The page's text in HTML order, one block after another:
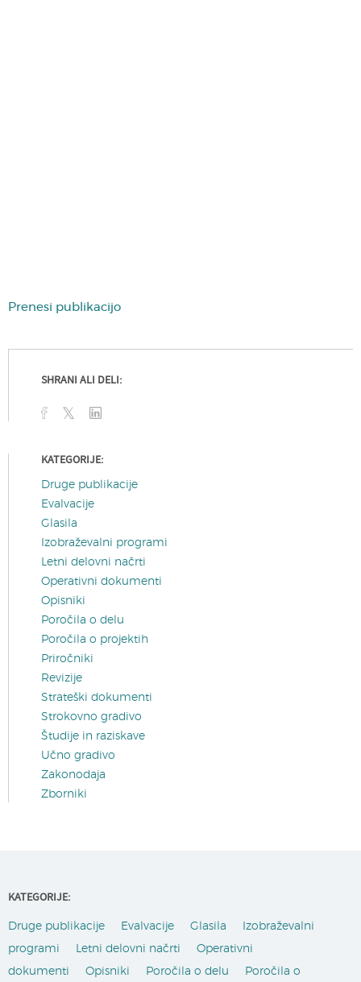
Prenesi publikacijo
SHRANI ALI DELI:
KATEGORIJE:
Druge publikacije
Evalvacije
Glasila
Izobraževalni programi
Letni delovni načrti
Operativni dokumenti
Opisniki
Poročila o delu
Poročila o projektih
Priročniki
Revizije
Strateški dokumenti
Strokovno gradivo
Študije in raziskave
Učno gradivo
Zakonodaja
Zborniki
KATEGORIJE:
Druge publikacije Evalvacije Glasila
Izobraževalni
programi
Letni delovni načrti
Operativni
dokumenti
Opisniki Poročila o delu
Poročila o